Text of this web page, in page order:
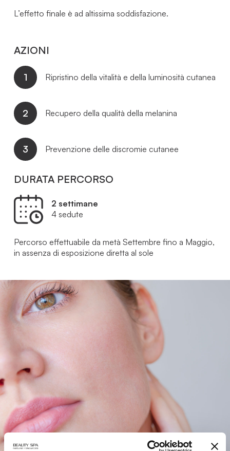
L’effetto finale è ad altissima soddisfazione.
AZIONI
1 Ripristino della vitalità e della luminosità cutanea
2 Recupero della qualità della melanina
3 Prevenzione delle discromie cutanee
DURATA PERCORSO
2 settimane
4 sedute
Percorso effettuabile da metà Settembre fino a Maggio,
in assenza di esposizione diretta al sole